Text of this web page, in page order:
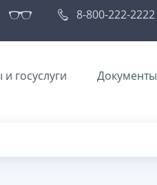
8-800-222-2222
госуслуги Документы